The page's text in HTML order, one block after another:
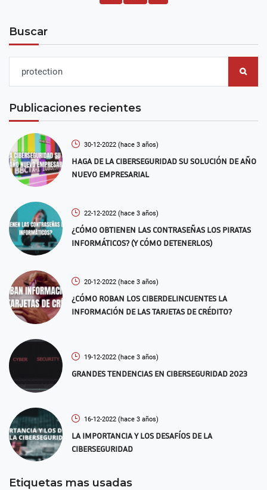
Buscar
Publicaciones recientes
30-12-2022 (hace 3 años)
HAGA DE LA CIBERSEGURIDAD SU SOLUCIÓN DE AÑO
NUEVO EMPRESARIAL
22-12-2022 (hace 3 años)
¿CÓMO OBTIENEN LAS CONTRASEÑAS LOS PIRATAS
INFORMÁTICOS? (Y CÓMO DETENERLOS)
20-12-2022 (hace 3 años)
¿CÓMO ROBAN LOS CIBERDELINCUENTES LA
INFORMACIÓN DE LAS TARJETAS DE CRÉDITO?
19-12-2022 (hace 3 años)
GRANDES TENDENCIAS EN CIBERSEGURIDAD 2023
16-12-2022 (hace 3 años)
LA IMPORTANCIA Y LOS DESAFÍOS DE LA
CIBERSEGURIDAD
Etiquetas mas usadas